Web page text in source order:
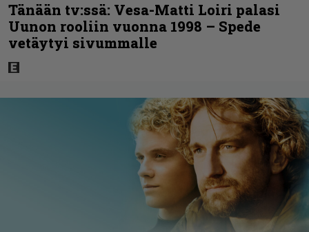
Tänään tv:ssä: Vesa-Matti Loiri palasi
Uunon rooliin vuonna 1998 – Spede
vetäytyi sivummalle